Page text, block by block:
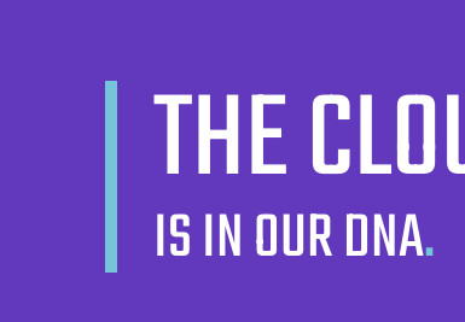
THE
IS IN OUR DNA.